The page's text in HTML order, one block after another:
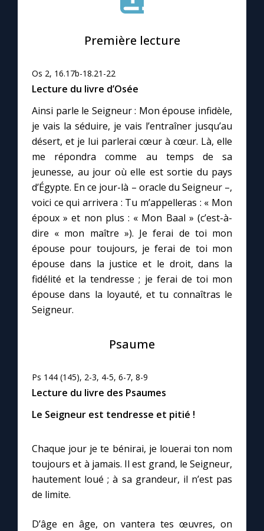
Le site internet
Questions-réponses
Prier au quotidien
Avec Thérèse de Lisieux
L'Évangile chaque jour
Les premiers samedis du mois
Marie qui défait les nœuds
Me consacrer à Jésus par Marie
Mes intentions de prière
Une Minute avec Marie
À la une
1000 Raisons de Croire
Première lecture
Os 2, 16.17b-18.21-22
Lecture du livre d’Osée
Ainsi parle le Seigneur : Mon épouse infidèle,
je vais la séduire, je vais l’entraîner jusqu’au
désert, et je lui parlerai cœur à cœur. Là, elle
me répondra comme au temps de sa
jeunesse, au jour où elle est sortie du pays
d’Égypte. En ce jour-là – oracle du Seigneur –,
voici ce qui arrivera : Tu m’appelleras : « Mon
époux » et non plus : « Mon Baal » (c’est-à-
dire « mon maître »). Je ferai de toi mon
épouse pour toujours, je ferai de toi mon
épouse dans la justice et le droit, dans la
fidélité et la tendresse ; je ferai de toi mon
épouse dans la loyauté, et tu connaîtras le
Seigneur.
Psaume
Ps 144 (145), 2-3, 4-5, 6-7, 8-9
Lecture du livre des Psaumes
Le Seigneur est tendresse et pitié !
Chaque jour je te bénirai, je louerai ton nom
toujours et à jamais. Il est grand, le Seigneur,
hautement loué ; à sa grandeur, il n’est pas
de limite.
D’âge en âge, on vantera tes œuvres, on